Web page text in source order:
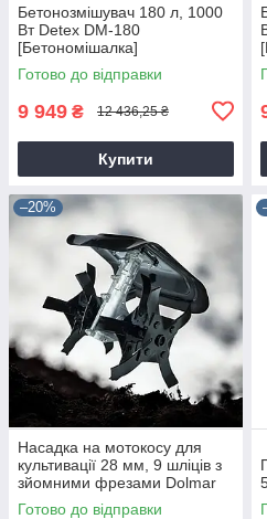
Бетонозмішувач 180 л, 1000
Вт Detex DM-180
[Бетономішалка]
Готово до відправки
9 949 ₴ 12 436,25 ₴
Купити
–20%
Насадка на мотокосу для
культивації 28 мм, 9 шліців з
зйомними фрезами Dolmar
9T28
Готово до відправки